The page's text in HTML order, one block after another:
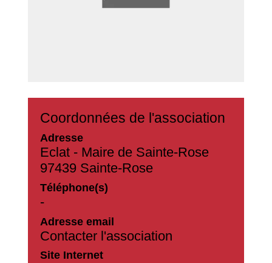
Coordonnées de l'association
Adresse
Eclat - Maire de Sainte-Rose
97439 Sainte-Rose
Téléphone(s)
-
Adresse email
Contacter l'association
Site Internet